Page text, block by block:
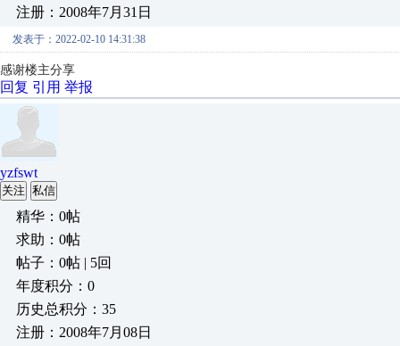
注册：2008年7月31日
发表于：2022-02-10 14:31:38
感谢楼主分享
回复 引用 举报
yzfswt
关注 私信
精华：0帖
求助：0帖
帖子：0帖 | 5回
年度积分：0
历史总积分：35
注册：2008年7月08日